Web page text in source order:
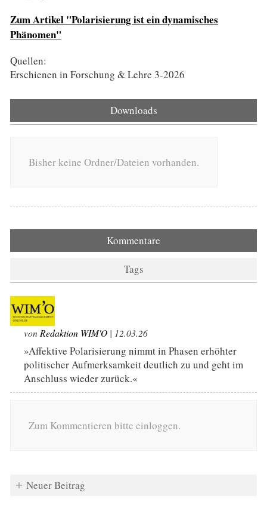
Zum Artikel "Polarisierung ist ein dynamisches
Phänomen"
Quellen:
Erschienen in Forschung & Lehre 3-2026
Downloads
Bisher keine Ordner/Dateien vorhanden.
Kommentare
Tags
von Redaktion WIM'O | 12.03.26
»Affektive Polarisierung nimmt in Phasen erhöhter
politischer Aufmerksamkeit deutlich zu und geht im
Anschluss wieder zurück.«
Zum Kommentieren bitte einloggen.
Neuer Beitrag